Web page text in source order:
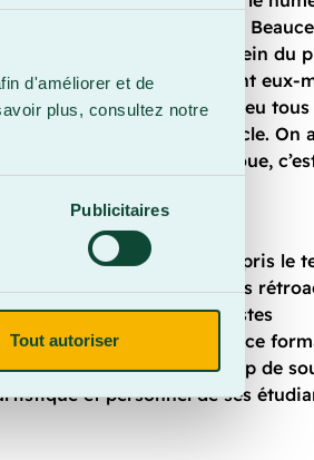
d'améliorer et de
plus, consultez notre
Publicitaires
Tout autoriser
sur la scène du Cégep
une forte émotion au sein du
accueilli ces artistes ayant eux-
au Cégep en 1993. « On a eu
à Cégeps en spectacle. On
juges, et là, on joue,
les membres du jury ont pris le
artiste pour leur offrir des
les forces et les pistes
leur numéro. Une expérience
dans la mission du Cégep de
et personnel de ses